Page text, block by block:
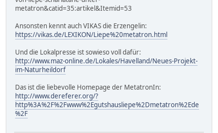
metatron&catid=35:artikel&Itemid=53
Ansonsten kennt auch VIKAS die Erzengelin:
https://vikas.de/LEXIKON/Liepe%20metatron.html
Und die Lokalpresse ist sowieso voll dafür:
http://www.maz-online.de/Lokales/Havelland/Neues-Projekt-
im-Naturheildorf
Das ist die liebevolle Homepage der MetatronIn:
http://www.dereferer.org/?
http%3A%2F%2Fwww%2Egutshausliepe%2Dmetatron%2Ede
%2F